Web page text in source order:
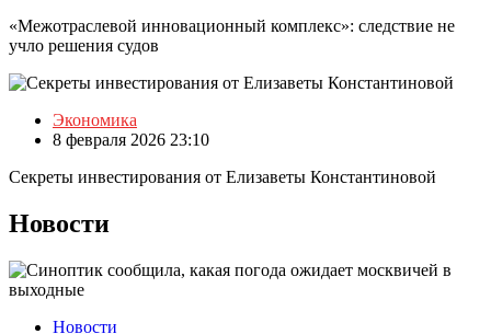
«Межотраслевой инновационный комплекс»: следствие не
учло решения судов
Экономика
8 февраля 2026 23:10
Секреты инвестирования от Елизаветы Константиновой
Новости
Новости